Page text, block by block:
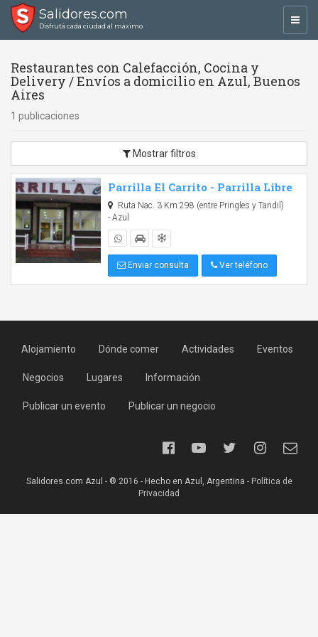
Salidores.com
Disfrutá cada ciudad al máximo
Restaurantes con Calefacción, Cocina y
Delivery / Envíos a domicilio en Azul, Buenos
Aires
1 publicaciones
Mostrar filtros
Parrilla El Carrito - Parrilla Libre
Ruta Nac. 3 Km 298 (entre Pringles y Tandil)
- Azul
Enviar consulta Ver teléfono
Alojamiento Dónde comer Actividades Eventos
Negocios Lugares Información
Publicar un evento Publicar un negocio
Salidores.com Azul - ® 2016 - Hecho en Azul, Argentina - Política de
Privacidad